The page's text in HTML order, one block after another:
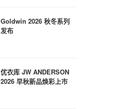
Goldwin 2026 秋冬系列
发布
优衣库 JW ANDERSON
2026 早秋新品焕彩上市